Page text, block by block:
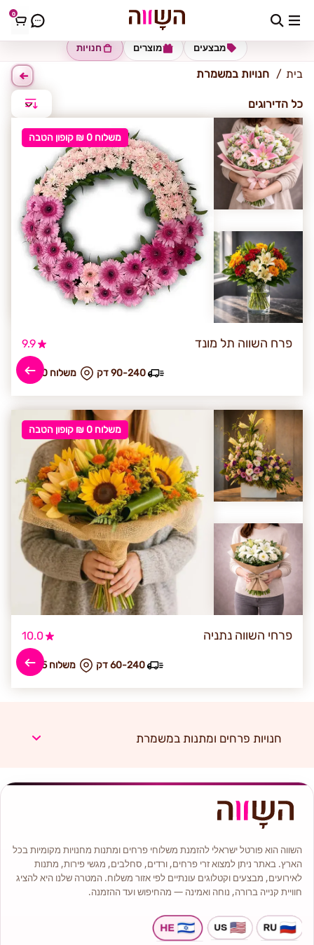
0 משמרת
חנויות מוצרים מבצעים
בית חנויות במשמרת
כל הדירוגים
משלוח 0 ₪ קופון הטבה
פרח השווה תל מונד 9.9
₪ משלוח 30 90-240 דק
משלוח 0 ₪ קופון הטבה
פרחי השווה נתניה 10.0
₪ משלוח 35 60-240 דק
חנויות פרחים ומתנות במשמרת
השווה הוא פורטל ישראלי להזמנת משלוחי פרחים ומתנות מחנויות מקומיות בכל
הארץ. באתר ניתן למצוא זרי פרחים, ורדים, סחלבים, מגשי פירות, מתנות
לאירועים, מבצעים וקטלוגים עונתיים לפי אזור משלוח. המטרה שלנו היא להציג
חוויית קנייה ברורה, נוחה ואמינה — מהחיפוש ועד ההזמנה.